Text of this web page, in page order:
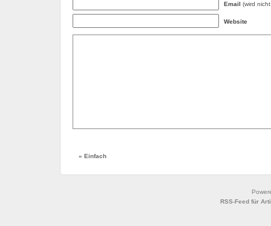
Email (wird
Website
« Einfach
RSS-Feed für